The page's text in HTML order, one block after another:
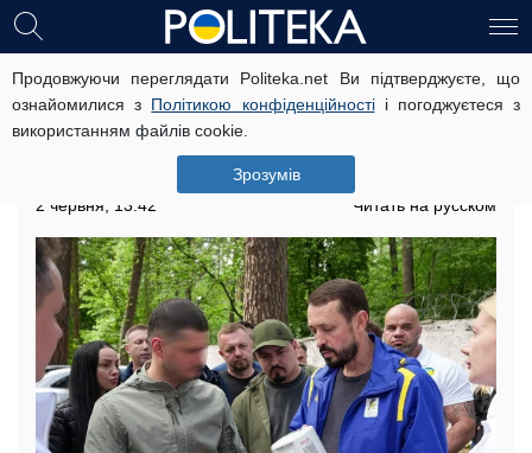
Продовжуючи переглядати Politeka.net Ви підтверджуєте, що
ознайомилися з Політикою конфіденційностіі погоджуєтеся з
використанням файлів cookie.
Зрозумів
Допомогу на майже 7 мільйонів
гривень отримав «Спецпідрозділ
Тимура» ГУР від фонду «Надія» та
2 червня, 13:42 Читать на русском